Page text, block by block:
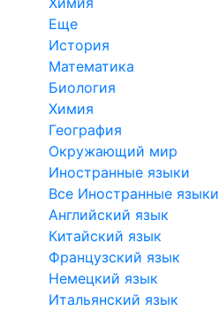
Еще
История
Математика
Биология
Химия
География
Окружающий мир
Иностранные языки
Все Иностранные языки
Английский язык
Китайский язык
Французский язык
Немецкий язык
Итальянский язык